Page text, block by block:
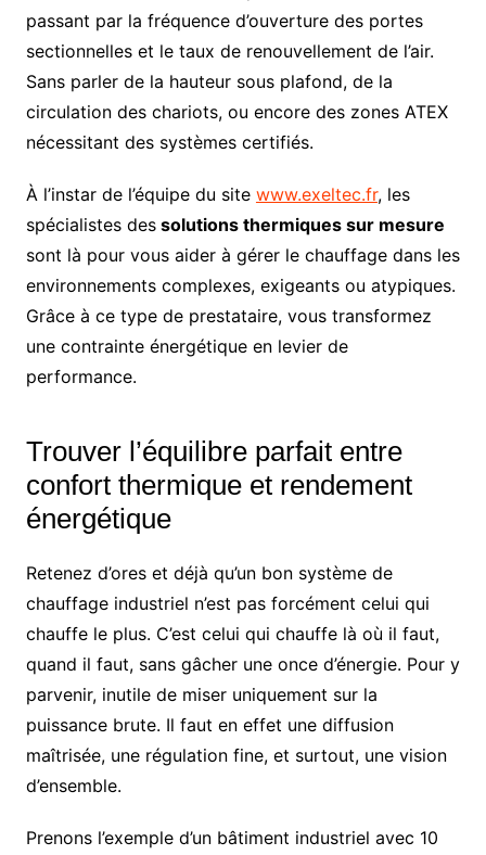
passant par la fréquence d’ouverture des portes
sectionnelles et le taux de renouvellement de l’air.
Sans parler de la hauteur sous plafond, de la
circulation des chariots, ou encore des zones ATEX
nécessitant des systèmes certifiés.
À l’instar de l’équipe du site www.exeltec.fr, les
spécialistes dessolutions thermiques sur mesure
sont là pour vous aider à gérer le chauffage dans les
environnements complexes, exigeants ou atypiques.
Grâce à ce type de prestataire, vous transformez
une contrainte énergétique en levier de
performance.
Trouver l’équilibre parfait entre
confort thermique et rendement
énergétique
Retenez d’ores et déjà qu’un bon système de
chauffage industriel n’est pas forcément celui qui
chauffe le plus. C’est celui qui chauffe là où il faut,
quand il faut, sans gâcher une once d’énergie. Pour y
parvenir, inutile de miser uniquement sur la
puissance brute. Il faut en effet une diffusion
maîtrisée, une régulation fine, et surtout, une vision
d’ensemble.
Prenons l’exemple d’un bâtiment industriel avec 10